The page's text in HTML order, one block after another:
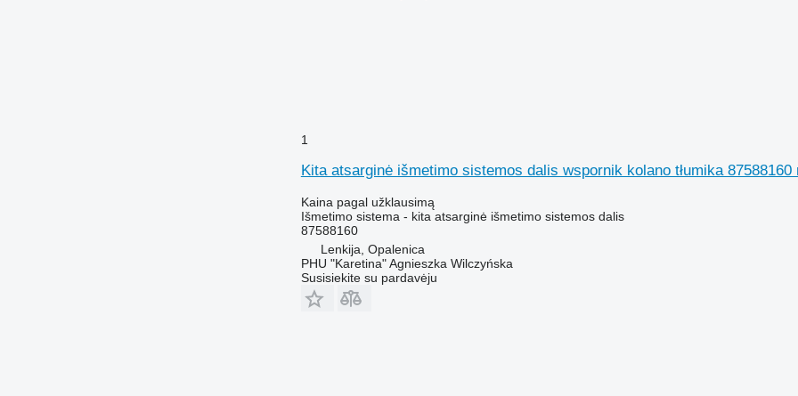
1
Kita atsarginė išmetimo sistemos dalis wspornik kolano tłumika
Kaina pagal užklausimą
Išmetimo sistema - kita atsarginė išmetimo sistemos dalis
87588160
Lenkija, Opalenica
PHU "Karetina" Agnieszka Wilczyńska
Susisiekite su pardavėju